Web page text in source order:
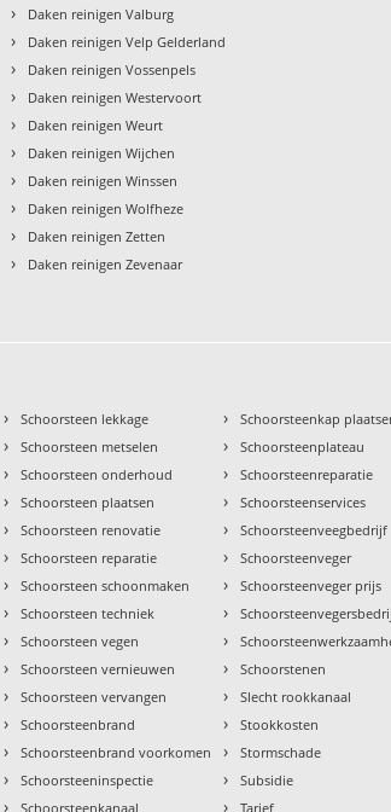
› Daken reinigen Valburg
› Daken reinigen Velp Gelderland
› Daken reinigen Vossenpels
› Daken reinigen Westervoort
› Daken reinigen Weurt
› Daken reinigen Wijchen
› Daken reinigen Winssen
› Daken reinigen Wolfheze
› Daken reinigen Zetten
› Daken reinigen Zevenaar
› Schoorsteen lekkage
› Schoorsteen metselen
› Schoorsteen onderhoud
› Schoorsteen plaatsen
› Schoorsteen renovatie
› Schoorsteen reparatie
› Schoorsteen schoonmaken
› Schoorsteen techniek
› Schoorsteen vegen
› Schoorsteen vernieuwen
› Schoorsteen vervangen
› Schoorsteenbrand
› Schoorsteenbrand voorkomen
› Schoorsteeninspectie
› Schoorsteenkanaal
› Schoorsteenkap
› Schoorsteenplateau
› Schoorsteenreparatie
› Schoorsteenservices
› Schoorsteenveegbedrijf
› Schoorsteenveger
› Schoorsteenveger prijs
›
›
› Schoorstenen
› Slecht rookkanaal
› Stookkosten
› Stormschade
› Subsidie
› Tarief